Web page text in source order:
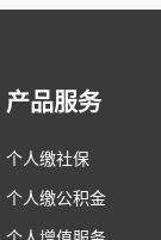
产品服务
个人缴社保
个人缴公积金